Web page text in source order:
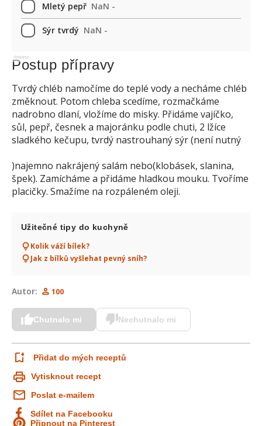
Mletý pepř NaN -
Sýr tvrdý NaN -
Reklama
Postup přípravy
Tvrdý chléb namočíme do teplé vody a necháme chléb
změknout. Potom chleba scedíme, rozmačkáme
nadrobno dlaní, vložíme do misky. Přidáme vajíčko,
sůl, pepř, česnek a majoránku podle chuti, 2 lžíce
sladkého kečupu, tvrdý nastrouhaný sýr (není nutný
)najemno nakrájený salám nebo(klobásek, slanina,
špek). Zamícháme a přidáme hladkou mouku. Tvoříme
placičky. Smažíme na rozpáleném oleji.
Užitečné tipy do kuchyně
Kolik váží bílek?
Jak z bílků vyšlehat pevný sníh?
Autor: 100
Chutnalo mi Nechutnalo mi
Přidat do mých receptů
Vytisknout recept
Poslat e-mailem
Sdílet na Facebooku
Připnout na Pinterest